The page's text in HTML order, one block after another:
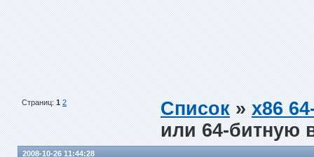
Страниц:1 2 Список»x86
или 64-битную
2008-10-26 11:44:28